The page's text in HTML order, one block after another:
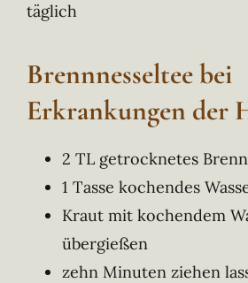
täglich
Brennnesseltee bei
Erkrankungen der
2 TL getrocknetes
1 Tasse kochendes
Kraut mit kochendem
übergießen
zehn Minuten ziehen